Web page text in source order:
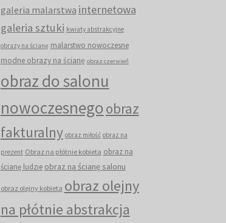
galeria malarstwa internetowa
galeria sztuki kwiaty abstrakcyjne
obrazy na ścianę malarstwo nowoczesne
modne obrazy na ścianę obraz czerwień
obraz do salonu
nowoczesnegoobraz
fakturalny obraz miłość obraz na
prezent Obraz na płótnie kobieta obraz na
ścianę ludzie obraz na ścianę salonu
obraz olejny kobieta obraz olejny
na płótnie abstrakcja